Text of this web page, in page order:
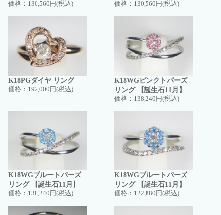
価格： 130,560円(税込) 価格： 130,560円(税込)
K18PGダイヤ リング
価格： 192,000円(税込)
K18WGピンクトパーズ
リング 【誕生石11月】
価格： 138,240円(税込)
K18WGブルートパーズ
リング 【誕生石11月】
価格： 138,240円(税込)
K18WGブルートパーズ
リング 【誕生石11月】
価格： 122,880円(税込)